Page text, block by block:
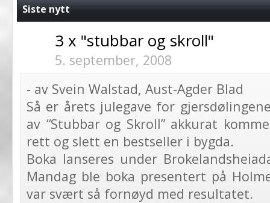
Siste nytt
3 x "stubbar og skroll"
5. september, 2008
- av Svein Walstad, Aust-Agder Blad
Så er årets julegave for
av “Stubbar og Skroll” akkurat
rett og slett en bestseller i bygda.
Boka lanseres under
Mandag ble boka presentert på
var svært så fornøyd med resultatet.